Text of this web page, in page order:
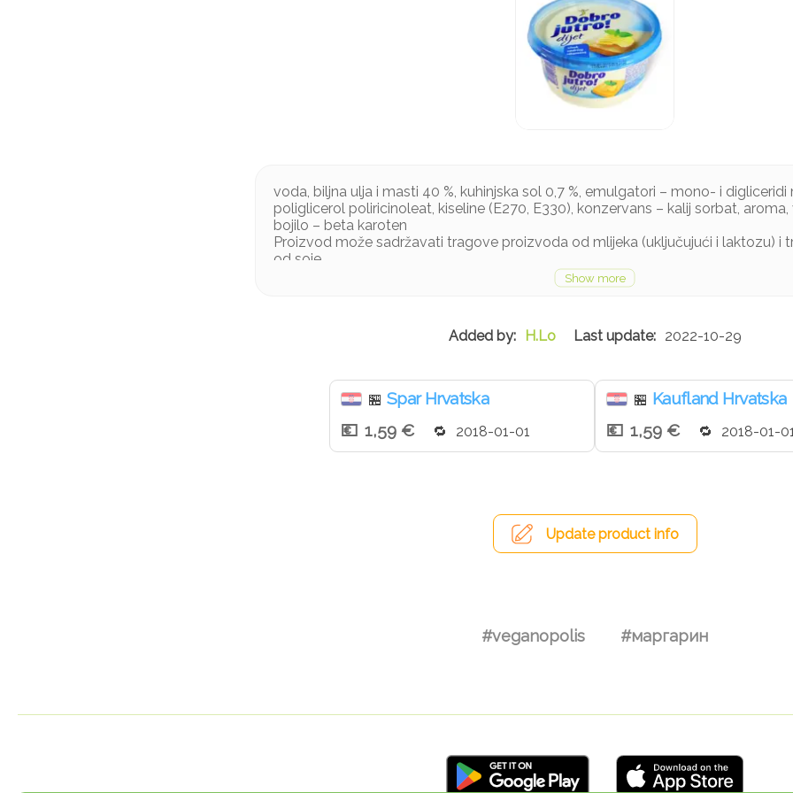
voda, biljna ulja i masti 40 %, kuhinjska sol 0,7 %, emulgatori – mono- i digliceridi
poliglicerol poliricinoleat, kiseline (E270, E330), konzervans – kalij sorbat, aroma,
bojilo – beta karoten
Proizvod može sadržavati tragove proizvoda od mlijeka (uključujući i laktozu) i
od soje
H.Lo 2022-10-29
🏪 Spar Hrvatska
1,59 €
2018-01-01
🏪 Kaufland Hrvatska
1,59 €
2018-01-
Update product info
#veganopolis #маргарин